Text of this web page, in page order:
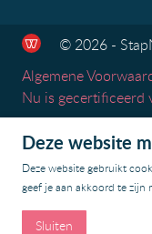
© 2026 -
Algemene
Nu is gecertificeerd
Deze website
Deze website gebruikt
geef je aan akkoord te zijn
Sluiten